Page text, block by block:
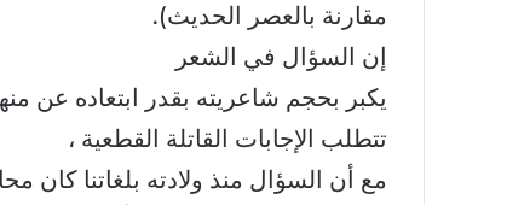
مقارنة بالعصر الحديث).
إن السؤال في الشعر
يكبر بحجم شاعريته بقدر ابتعاده عن
تتطلب الإجابات القاتلة القطعية ،
مع أن السؤال منذ ولادته بلغاتنا كان